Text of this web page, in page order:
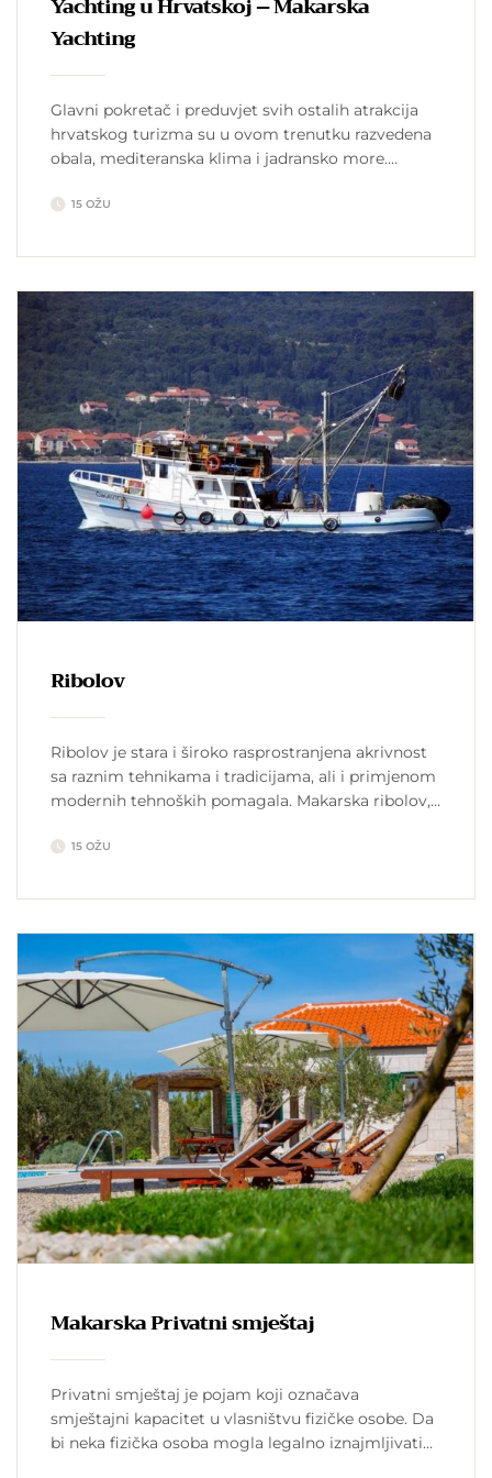
Yachting
Glavni pokretač i preduvjet svih ostalih atrakcija
hrvatskog turizma su u ovom trenutku razvedena
obala, mediteranska klima i jadransko more.
Dužina obale bez otoka iznosi 1.777 kilometara a
Hrvatskoj jadranskoj obali se nalaze 1246 otoka od
15 OŽU
Ribolov
Ribolov je stara i široko rasprostranjena akrivnost
sa raznim tehnikama i tradicijama, ali i primjenom
modernih tehnoških pomagala. Makarska ribolov,
ribolovnih zona: istra, hrvatsko primorje, srednja
Jadranskog mora. Razlikujemo sportski i
panula, povraz, kanjčenica, parangal, […]
15 OŽU
Makarska Privatni smještaj
Privatni smještaj je pojam koji označava
smještajni kapacitet u vlasništvu fizičke osobe. Da
bi neka fizička osoba mogla legalno iznajmljivati